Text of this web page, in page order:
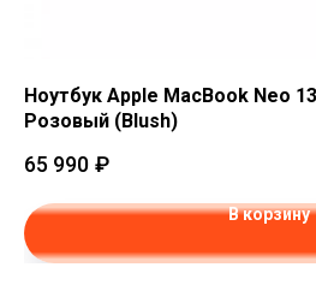
Ноутбук Apple MacBook Neo
Розовый (Blush)
65 990 ₽
В корзину